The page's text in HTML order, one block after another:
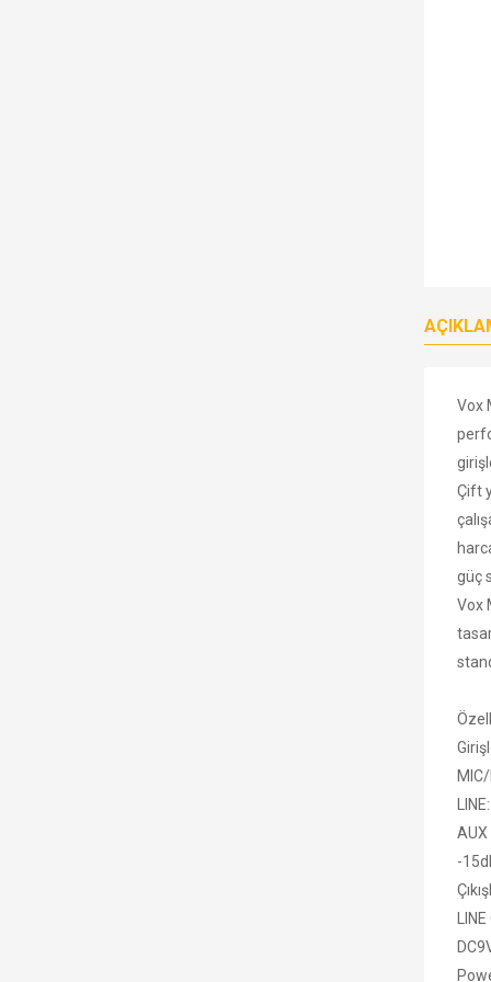
Vox
Çift
güç
Vox
AUX
-